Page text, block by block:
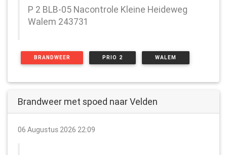
P 2 BLB-05 Nacontrole Kleine Heideweg
Walem 243731
BRANDWEER PRIO 2 WALEM
Brandweer met spoed naar Velden
06 Augustus 2026 22:09